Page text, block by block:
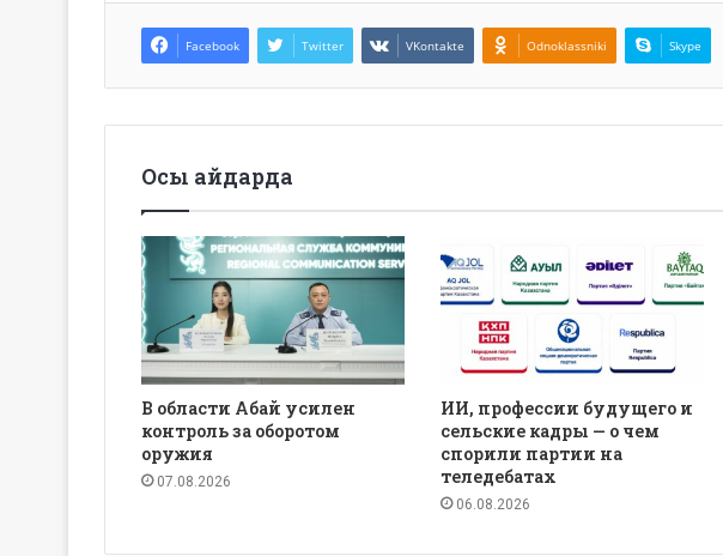
Facebook Twitter VKontakte Odnoklassniki Skype
Осы айдарда
В области Абай усилен
контроль за оборотом
оружия
07.08.2026
ИИ, профессии будущего и
сельские кадры — о чем
спорили партии на
теледебатах
06.08.2026